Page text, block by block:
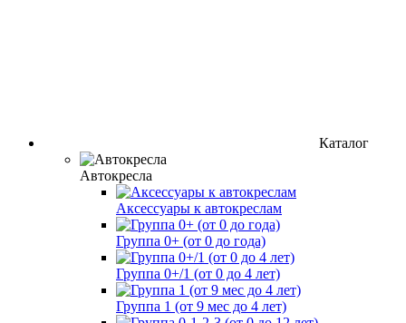
Каталог
Автокресла
Аксессуары к автокреслам
Группа 0+ (от 0 до года)
Группа 0+/1 (от 0 до 4 лет)
Группа 1 (от 9 мес до 4 лет)